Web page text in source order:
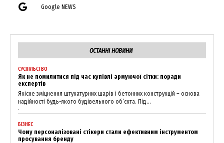
Google NEWS
ОСТАННІ НОВИНИ
СУСПІЛЬСТВО
Як не помилитися під час купівлі армуючої сітки: поради
експертів
Якісне зміцнення штукатурних шарів і бетонних конструкцій – основа
надійності будь-якого будівельного об’єкта. Під...
БІЗНЕС
Чому персоналізовані стікери стали ефективним інструментом
просування бренду